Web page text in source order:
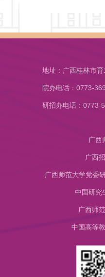
地址：广西桂林市
院办电话：0773-
研招办电话：0773-
广西
广西
广西师范大学党委
中国研究
广西师
中国高等